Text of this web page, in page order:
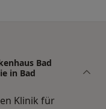
Bad
in Bad
Klinik für